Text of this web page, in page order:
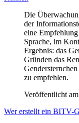
Die
der
eine
Sprache, im
Ergebnis: das
Gründen das
zu empfehlen.
Veröffentlicht
Wer erstellt ein BITV-